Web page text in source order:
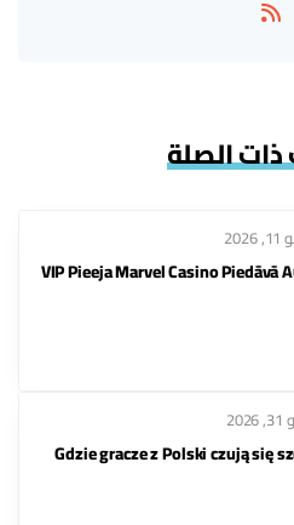
الصلة
VIP Pieeja Marvel Casino
Gdzie gracze z Polski czują się